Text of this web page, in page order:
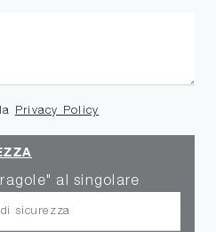
Privacy Policy
al singolare